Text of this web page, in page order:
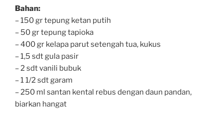
Bahan:
– 150 gr tepung ketan putih
– 50 gr tepung tapioka
– 400 gr kelapa parut setengah tua, kukus
– 1,5 sdt gula pasir
– 2 sdt vanili bubuk
– 1 1/2 sdt garam
– 250 ml santan kental rebus dengan daun pandan,
biarkan hangat